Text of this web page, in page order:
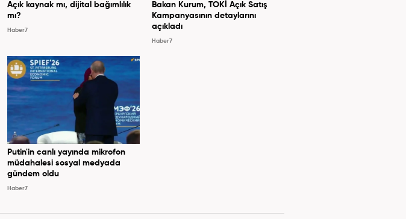
Açık kaynak mı, dijital bağımlılık
mı?
Haber7
Bakan Kurum, TOKİ Açık Satış
Kampanyasının detaylarını
açıkladı
Haber7
Putin'in canlı yayında mikrofon
müdahalesi sosyal medyada
gündem oldu
Haber7